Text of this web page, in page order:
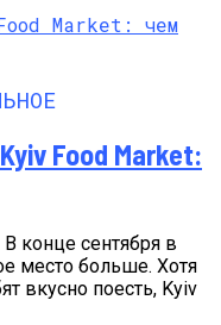
Food Market:
В конце сентября в
место больше. Хотя
вкусно поесть, Kyiv